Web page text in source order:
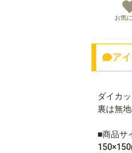
お気
ア
ダイカ
裏は無地
■商品サ